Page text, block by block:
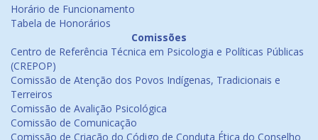
Horário de Funcionamento
Tabela de Honorários
Comissões
Centro de Referência Técnica em Psicologia e Políticas Públicas
(CREPOP)
Comissão de Atenção dos Povos Indígenas, Tradicionais e
Terreiros
Comissão de Avalição Psicológica
Comissão de Comunicação
Comissão de Criação do Código de Conduta Ética do Conselho